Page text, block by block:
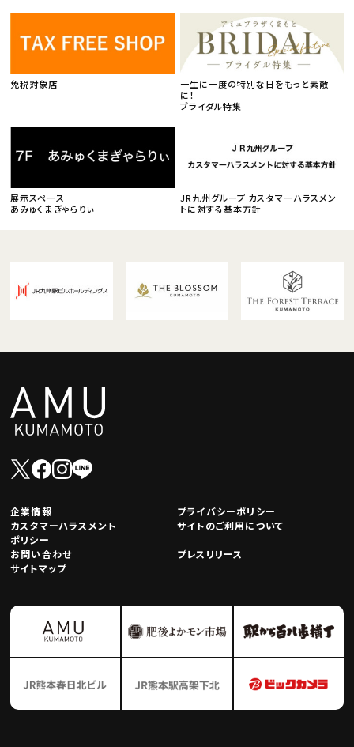
免税対象店
一生に一度の特別な日をもっと素敵
に！
ブライダル特集
展示スペース
あみゅくまぎゃらりぃ
JR九州グループ カスタマーハラスメン
トに対する基本方針
企業情報
プライバシーポリシー
カスタマーハラスメント
ポリシー
サイトのご利用について
お問い合わせ
プレスリリース
サイトマップ